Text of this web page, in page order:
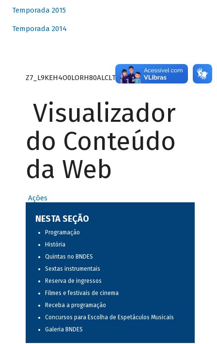
Temporada 2015
Temporada 2014
Z7_L9KEH4O0LORH80ALCLTPF80S27
Visualizador
do Conteúdo
da Web
Ações
NESTA SEÇÃO
Programação
História
Quintas no BNDES
Sextas instrumentais
Reserva de ingressos
Filmes e festivais de cinema
Receba a programação
Concursos para Escolha de Espetáculos Musicais
Galeria BNDES